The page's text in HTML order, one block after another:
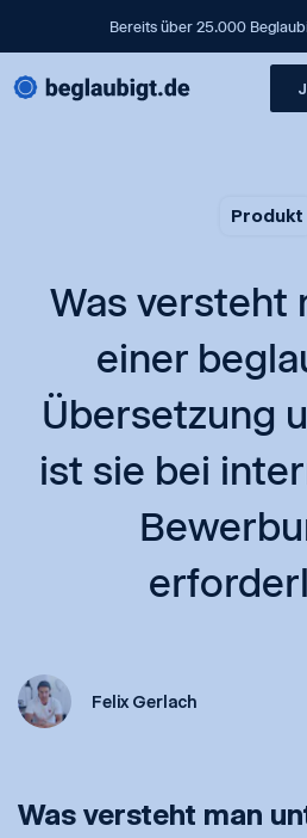
Bereits über 25.000
Produkt
Was versteht
einer
Übersetzung
ist sie bei
Felix Gerlach
Was versteht man